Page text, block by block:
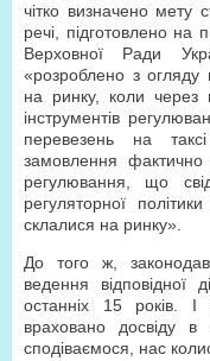
чітко визначено мету
речі, підготовлено на
Верховної Ради
«розроблено з огляду
на ринку, коли через
інструментів
перевезень на
замовлення
регулювання, що
регуляторної
склалися на ринку».
До того ж,
ведення відповідної
останніх 15 років.
враховано досвіду
сподіваємося, нас